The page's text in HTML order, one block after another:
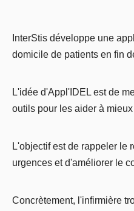
InterStis développe une
domicile de patients en fin
L'idée d'Appl'IDEL est de
outils pour les aider à
L'objectif est de rappeler le
urgences et d'améliorer le
Concrètement, l'infirmière